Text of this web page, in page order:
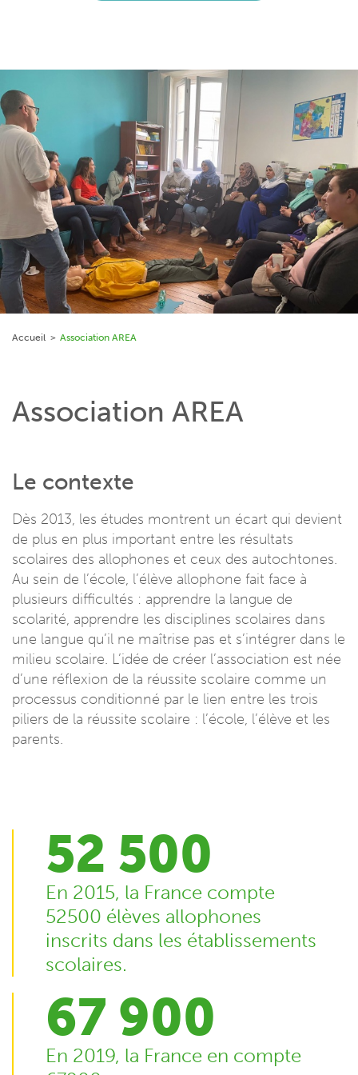
Accueil Association AREA
Association AREA
Le contexte
Dès 2013, les études montrent un écart qui devient
de plus en plus important entre les résultats
scolaires des allophones et ceux des autochtones.
Au sein de l’école, l’élève allophone fait face à
plusieurs difficultés : apprendre la langue de
scolarité, apprendre les disciplines scolaires dans
une langue qu’il ne maîtrise pas et s’intégrer dans le
milieu scolaire. L’idée de créer l’association est née
d’une réflexion de la réussite scolaire comme un
processus conditionné par le lien entre les trois
piliers de la réussite scolaire : l’école, l’élève et les
parents.
52 500
En 2015, la France compte
52500 élèves allophones
inscrits dans les établissements
scolaires.
67 900
En 2019, la France en compte